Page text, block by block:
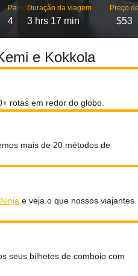
Partidas
4
Duração da viagem
3 hrs 17 min
Preço
$53
e Kokkola
rotas em redor do globo.
mais de 20 métodos de
e veja o que nossos viajantes
seus bilhetes de comboio com